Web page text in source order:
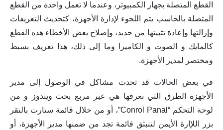
القطع المتصلة بجهاز الكمبيوتر، وعندما لا تعمل واحدة من القطع
المتصلة بالحاسب يتم اللجوء لإدارة الأجهزة، كتحديث التعريفات
وإزالتها وإعادة تثبيتها من جديد، وإصلاح بعض الأخطاء هذه القطع
كالمايك و الصوت و الكاميرا وما إلى ذلك، هذا تعريف بسيط
ومختصر لمدير الأجهزة.
في بعض الحالات قد تحدث مشاكل في الوصول إلى مدير
الأجهزة الطرق التي نعرفها هي عبر مربع بحث ويندوز و من
لوحة التحكم “Conrol Panal”، أو من خلال قائمة ستارت بالنقر
بزر اللإارة الأيمن لتنبثق قائمة تجد من ضمنها مدير الأجهزة، أو